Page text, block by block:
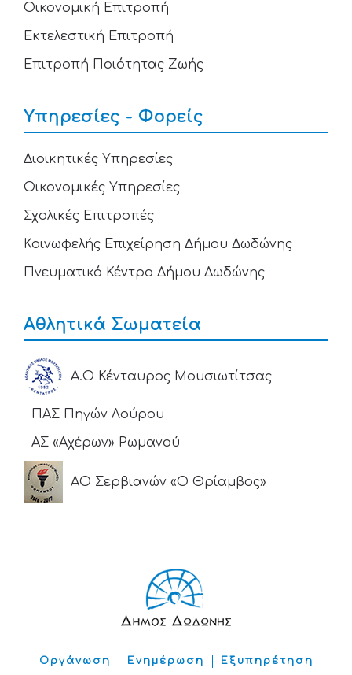
Οικονομική Επιτροπή
Εκτελεστική Επιτροπή
Επιτροπή Ποιότητας Ζωής
Υπηρεσίες - Φορείς
Διοικητικές Υπηρεσίες
Οικονομικές Υπηρεσίες
Σχολικές Επιτροπές
Κοινωφελής Επιχείρηση Δήμου Δωδώνης
Πνευματικό Κέντρο Δήμου Δωδώνης
Αθλητικά Σωματεία
Α.Ο Κένταυρος Μουσιωτίτσας
ΠΑΣ Πηγών Λούρου
ΑΣ «Αχέρων» Ρωμανού
ΑΟ Σερβιανών «Ο Θρίαμβος»
Οργάνωση Ενημέρωση Εξυπηρέτηση